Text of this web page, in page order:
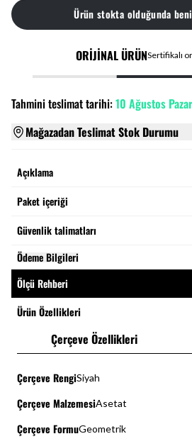
Ürün stokta olduğunda
ORİJİNAL ÜRÜNSertifikalı
Tahmini teslimat tarihi:10 Ağustos
Mağazadan Teslimat Stok Durumu
Açıklama
Paket içeriği
Güvenlik talimatları
Ödeme Bilgileri
Ölçü Rehberi
Ürün Özellikleri
Çerçeve Özellikleri
Çerçeve RengiSiyah
Çerçeve MalzemesiAsetat
Çerçeve FormuGeometrik